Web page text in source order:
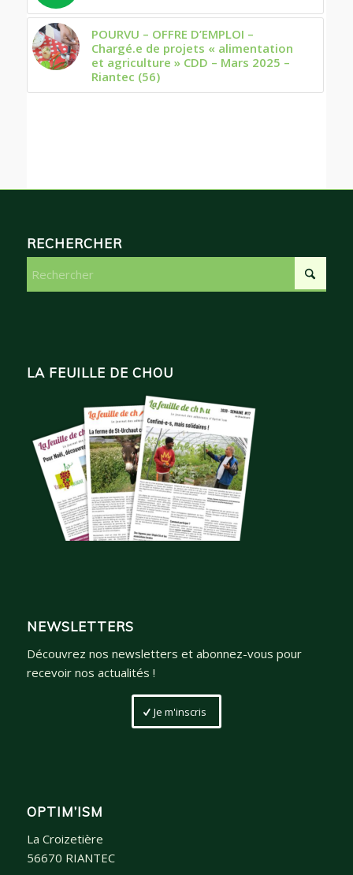
POURVU – OFFRE D’EMPLOI –
Chargé.e de projets « alimentation
et agriculture » CDD – Mars 2025 –
Riantec (56)
RECHERCHER
LA FEUILLE DE CHOU
NEWSLETTERS
Découvrez nos newsletters et abonnez-vous pour
recevoir nos actualités !
Je m'inscris
OPTIM’ISM
La Croizetière
56670 RIANTEC